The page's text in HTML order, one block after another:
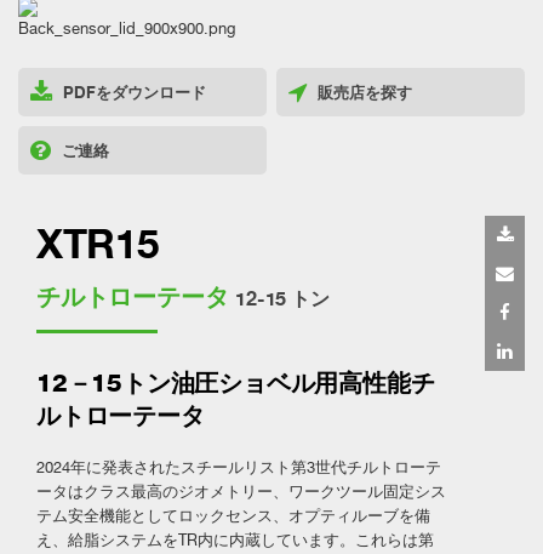
PDFをダウンロード 販売店を探す
ご連絡
XTR15
チルトローテータ 12-15 トン
12－15トン油圧ショベル用高性能チ
ルトローテータ
2024年に発表されたスチールリスト第3世代チルトローテ
ータはクラス最高のジオメトリー、ワークツール固定シス
テム安全機能としてロックセンス、オプティルーブを備
え、給脂システムをTR内に内蔵しています。これらは第